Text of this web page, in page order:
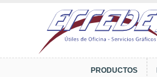
PRODUCTOS